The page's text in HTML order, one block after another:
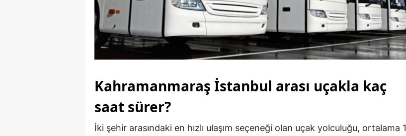
Kahramanmaraş İstanbul arası uçakla kaç
saat sürer?
İki şehir arasındaki en hızlı ulaşım seçeneği olan uçak yolculuğu, ortalama 1